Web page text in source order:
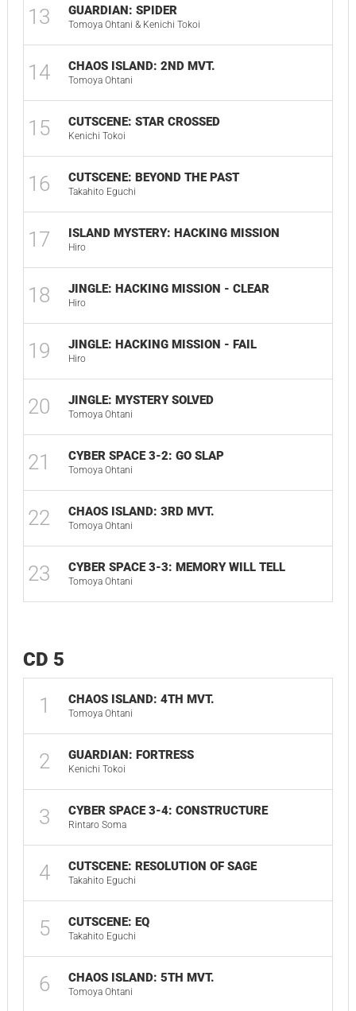
13 GUARDIAN: SPIDER
Tomoya Ohtani & Kenichi Tokoi
14 CHAOS ISLAND: 2ND MVT.
Tomoya Ohtani
15 CUTSCENE: STAR CROSSED
Kenichi Tokoi
16 CUTSCENE: BEYOND THE PAST
Takahito Eguchi
17 ISLAND MYSTERY: HACKING MISSION
Hiro
18 JINGLE: HACKING MISSION - CLEAR
Hiro
19 JINGLE: HACKING MISSION - FAIL
Hiro
20 JINGLE: MYSTERY SOLVED
Tomoya Ohtani
21 CYBER SPACE 3-2: GO SLAP
Tomoya Ohtani
22 CHAOS ISLAND: 3RD MVT.
Tomoya Ohtani
23 CYBER SPACE 3-3: MEMORY WILL TELL
Tomoya Ohtani
CD 5
1 CHAOS ISLAND: 4TH MVT.
Tomoya Ohtani
2 GUARDIAN: FORTRESS
Kenichi Tokoi
3 CYBER SPACE 3-4: CONSTRUCTURE
Rintaro Soma
4 CUTSCENE: RESOLUTION OF SAGE
Takahito Eguchi
5 CUTSCENE: EQ
Takahito Eguchi
6 CHAOS ISLAND: 5TH MVT.
Tomoya Ohtani